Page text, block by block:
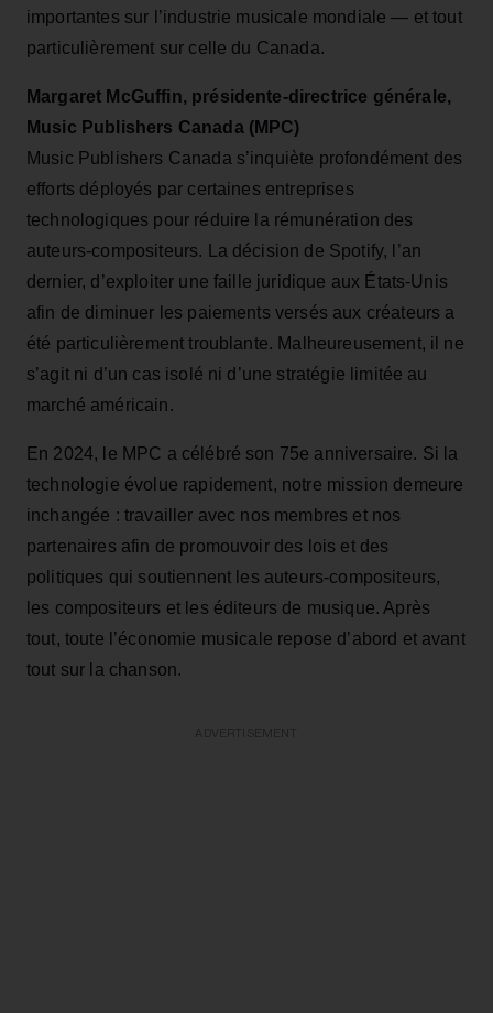
importantes sur l’industrie musicale mondiale — et tout
particulièrement sur celle du Canada.
Margaret McGuffin, présidente-directrice générale,
Music Publishers Canada (MPC)
Music Publishers Canada s’inquiète profondément des
efforts déployés par certaines entreprises
technologiques pour réduire la rémunération des
auteurs-compositeurs. La décision de Spotify, l’an
dernier, d’exploiter une faille juridique aux États-Unis
afin de diminuer les paiements versés aux créateurs a
été particulièrement troublante. Malheureusement, il ne
s’agit ni d’un cas isolé ni d’une stratégie limitée au
marché américain.
En 2024, le MPC a célébré son 75e anniversaire. Si la
technologie évolue rapidement, notre mission demeure
inchangée : travailler avec nos membres et nos
partenaires afin de promouvoir des lois et des
politiques qui soutiennent les auteurs-compositeurs,
les compositeurs et les éditeurs de musique. Après
tout, toute l’économie musicale repose d’abord et avant
tout sur la chanson.